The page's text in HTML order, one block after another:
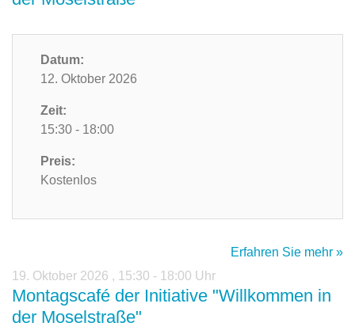
Datum:
12. Oktober 2026
Zeit:
15:30 - 18:00
Preis:
Kostenlos
Erfahren Sie mehr »
19. Oktober 2026 , 15:30 - 18:00 Uhr
Montagscafé der Initiative "Willkommen in
der Moselstraße"